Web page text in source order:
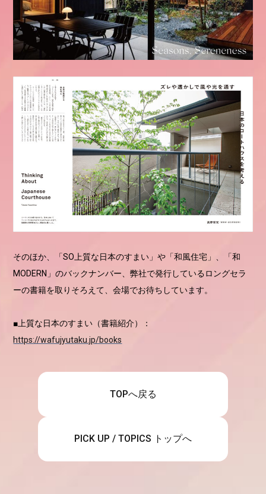
そのほか、「SO上質な日本のすまい」や「和風住宅」、「和
MODERN」のバックナンバー、弊社で発行しているロングセラ
ーの書籍を取りそろえて、会場でお待ちしています。
■上質な日本のすまい（書籍紹介）：
https://wafujyutaku.jp/books
TOPへ戻る
PICK UP / TOPICS トップへ